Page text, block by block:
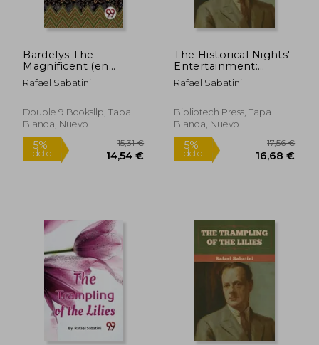
5% 5%
Bardelys The
Magnificent (en
Inglés)
Rafael Sabatini
Double 9 Booksllp, Tapa
Blanda, Nuevo
The Historical Nights'
Entertainment:
Second Series (en
Inglés)
Rafael Sabatini
Bibliotech Press, Tapa
Blanda, Nuevo